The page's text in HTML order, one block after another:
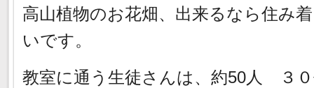
高山植物のお花畑、出来るなら住み
いです。
教室に通う生徒さんは、約50人 ３